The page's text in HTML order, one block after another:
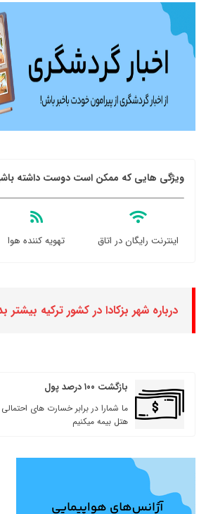
ویژگی هایی که ممکن است دوست داشته
اینترنت رایگان در اتاق تهویه کننده هوا
درباره شهر بزکادا در کشور ترکیه بیشتر
بازگشت ۱۰۰ درصد پول
ما شمارا در برابر خسارت های
هتل بیمه میکنیم